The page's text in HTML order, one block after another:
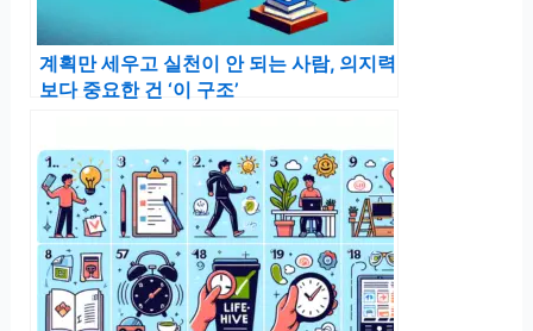
계획만 세우고 실천이 안 되는 사람, 의지력
보다 중요한 건 ‘이 구조’